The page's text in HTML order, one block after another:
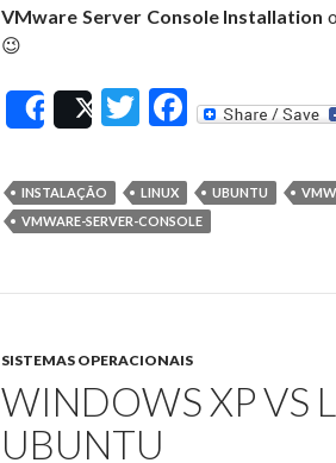
VMware Server Console Installation
😉
SharePostT
itt
er
F
e
b
o
INSTALAÇÃO LINUX UBUNTU
VMWARE-SERVER-CONSOLE
SISTEMAS OPERACIONAIS
WINDOWS XP VS
UBUNTU